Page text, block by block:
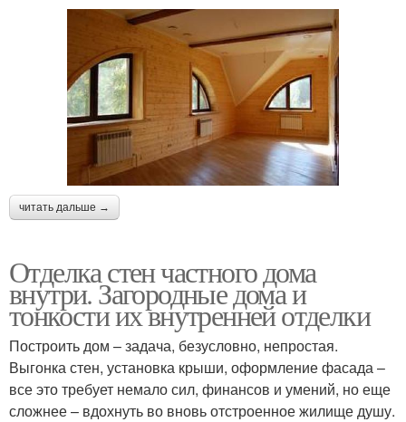
читать дальше →
Отделка стен частного дома
внутри. Загородные дома и
тонкости их внутренней отделки
Построить дом – задача, безусловно, непростая.
Выгонка стен, установка крыши, оформление фасада –
все это требует немало сил, финансов и умений, но еще
сложнее – вдохнуть во вновь отстроенное жилище душу.